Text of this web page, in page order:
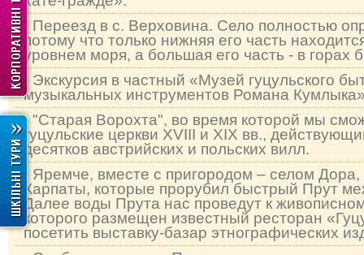
- Переезд в с. Верховина. Село полностью
потому что только нижняя его часть
уровнем моря, а большая его часть - в горах
- Экскурсия в частный «Музей гуцульского
музыкальных инструментов Романа
- "Старая Ворохта", во время которой мы
гуцульские церкви XVIII и XIX вв.,
десятков австрийских и польских вилл.
- Яремче, вместе с пригородом – селом
Карпаты, которые прорубил быстрый Прут
Далее воды Прута нас проведут к
которого размещен известный ресторан
посетить выставку-базар этнографических